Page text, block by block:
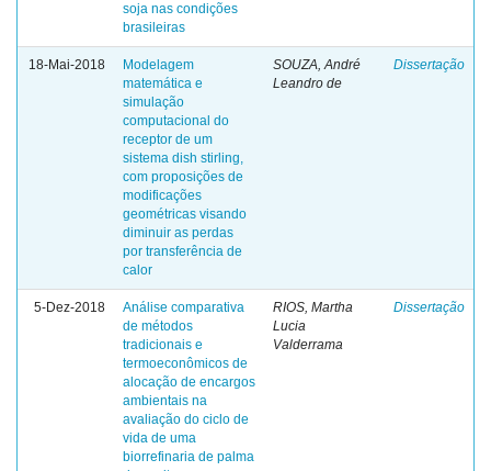
soja nas condições
brasileiras
18-Mai-2018
Modelagem
matemática e
simulação
computacional do
receptor de um
sistema dish stirling,
com proposições de
modificações
geométricas visando
diminuir as perdas
por transferência de
calor
SOUZA, André
Leandro de
Dissertação
5-Dez-2018
Análise comparativa
de métodos
tradicionais e
termoeconômicos de
alocação de encargos
ambientais na
avaliação do ciclo de
vida de uma
biorrefinaria de palma
RIOS, Martha
Lucia
Valderrama
Dissertação